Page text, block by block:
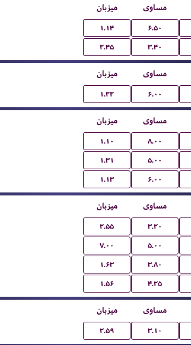
میزبان مساوی
۱.۱۴ ۶.۵۰
۲.۴۵ ۳.۴۰
میزبان مساوی
۱.۲۲ ۶.۰۰
میزبان مساوی
۱.۱۰ ۸.۰۰
۱.۳۱ ۵.۰۰
۱.۱۳ ۶.۰۰
میزبان مساوی
۲.۵۵ ۳.۲۰
۷.۰۰ ۵.۰۰
۱.۶۳ ۳.۸۰
۱.۵۶ ۴.۲۵
میزبان مساوی
۲.۵۹ ۳.۱۰